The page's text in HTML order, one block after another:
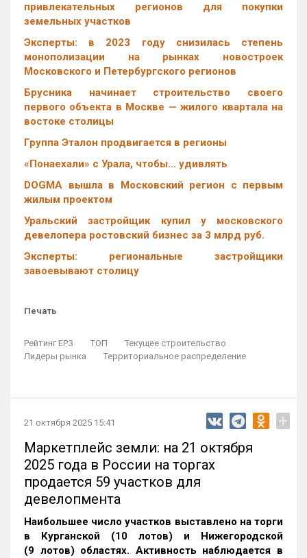
привлекательных регионов для покупки
земельных участков
Эксперты: в 2023 году снизилась степень
монополизации на рынках новостроек
Московского и Петербургского регионов
Брусника начинает строительство своего
первого объекта в Москве — жилого квартала на
востоке столицы
Группа Эталон продвигается в регионы
«Понаехали» с Урала, чтобы… удивлять
DOGMA вышла в Московский регион с первым
жилым проектом
Уральский застройщик купил у московского
девелопера ростовский бизнес за 3 млрд руб.
Эксперты: региональные застройщики
завоевывают столицу
Печать
Рейтинг ЕРЗ ТОП
Текущее строительство
Лидеры рынка
Территориальное распределение
21 октября 2025 15:41 +
Маркетплейс земли: на 21 октября
2025 года в России на торгах
продается 59 участков для
девелопмента
Наибольшее число участков выставлено на торги
в Курганской (10 лотов) и Нижегородской
(9 лотов) областях. Активность наблюдается в